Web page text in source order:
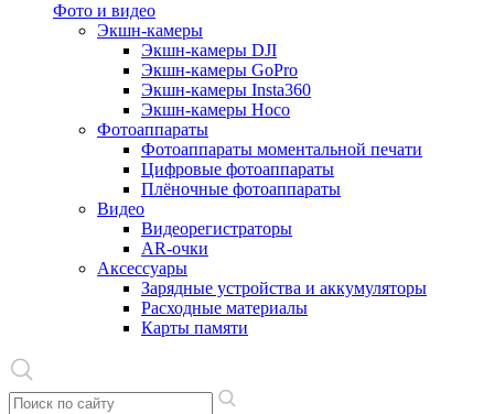
Фото и видео
Экшн-камеры
Экшн-камеры DJI
Экшн-камеры GoPro
Экшн-камеры Insta360
Экшн-камеры Hoco
Фотоаппараты
Фотоаппараты моментальной печати
Цифровые фотоаппараты
Плёночные фотоаппараты
Видео
Видеорегистраторы
AR-очки
Аксессуары
Зарядные устройства и аккумуляторы
Расходные материалы
Карты памяти